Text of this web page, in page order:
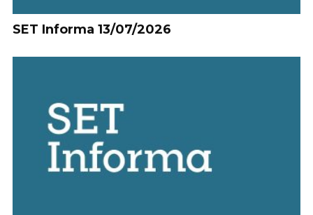
SET Informa 13/07/2026